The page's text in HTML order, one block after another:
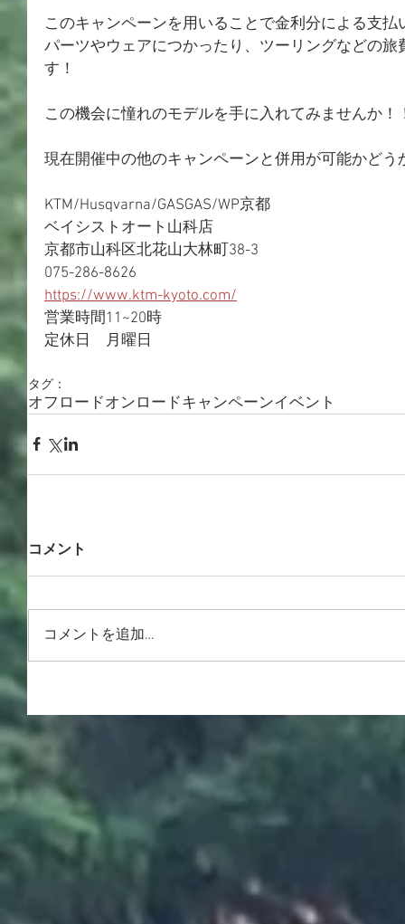
このキャンペーンを用いることで金利分による支
パーツやウェアにつかったり、ツーリングなどの
す！
この機会に憧れのモデルを手に入れてみませんか！
現在開催中の他のキャンペーンと併用が可能かど
KTM/Husqvarna/GASGAS/WP京都
ベイシストオート山科店
京都市山科区北花山大林町38-3
075-286-8626
https://www.ktm-kyoto.com/
営業時間11~20時
定休日　月曜日
タグ：
オフロードオンロードキャンペーンイベント
コメント
コメントを追加…